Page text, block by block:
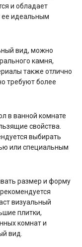
и обладает
ее идеальным
вид, можно
камня,
также отлично
требуют более
в ванной комнате
свойства.
выбирать
или специальным
размер и форму
визуальный
плитки,
комнат и
вид.